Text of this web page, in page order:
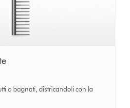
o bagnati, districandoli con la